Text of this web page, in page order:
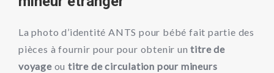
La photo d’identité ANTS pour bébé fait partie des
pièces à fournir pour pour obtenir untitre de
voyageoutitre de circulation pour mineurs